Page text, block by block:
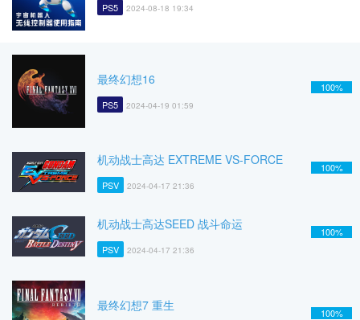
PS5 2024-08-18 19:34
最终幻想16
PS5 2024-04-19 01:59
100%
机动战士高达 EXTREME VS-FORCE
PSV 2024-04-17 21:36
100%
机动战士高达SEED 战斗命运
PSV 2024-04-17 21:36
100%
最终幻想7 重生 100%